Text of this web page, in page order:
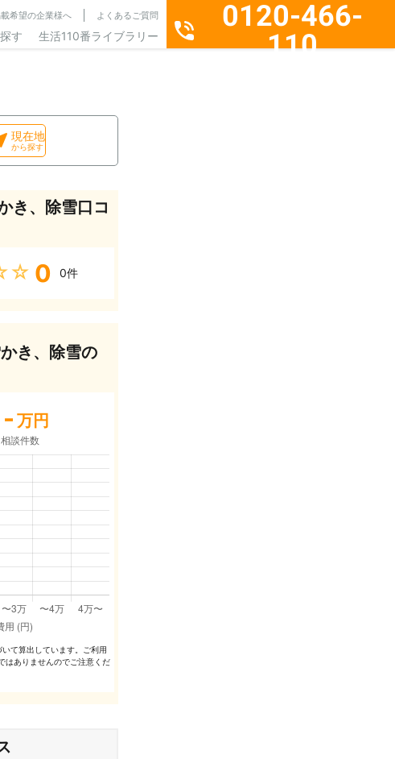
希望の企業様へ よくあるご質問
す 生活110番ライブラリー
0120-466-
110
現在地
から探す
き、除雪口コ
0 0件
き、除雪の
- 万円
て算出しています。ご利⽤
はありませんのでご注意くだ